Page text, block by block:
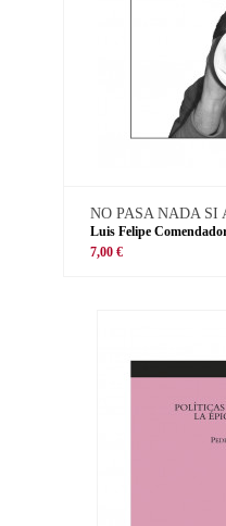
NO PASA NADA SI
Luis Felipe
7,00 €